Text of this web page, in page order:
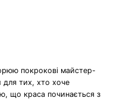
покрокові майстер-
для тих, хто хоче
що краса починається з